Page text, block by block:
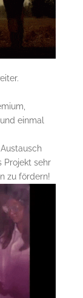
einmal
Projekt sehr
zu fördern!